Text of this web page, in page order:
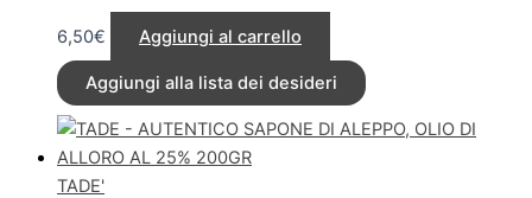
6,50€ Aggiungi al carrello
Aggiungi alla lista dei desideri
TADE'